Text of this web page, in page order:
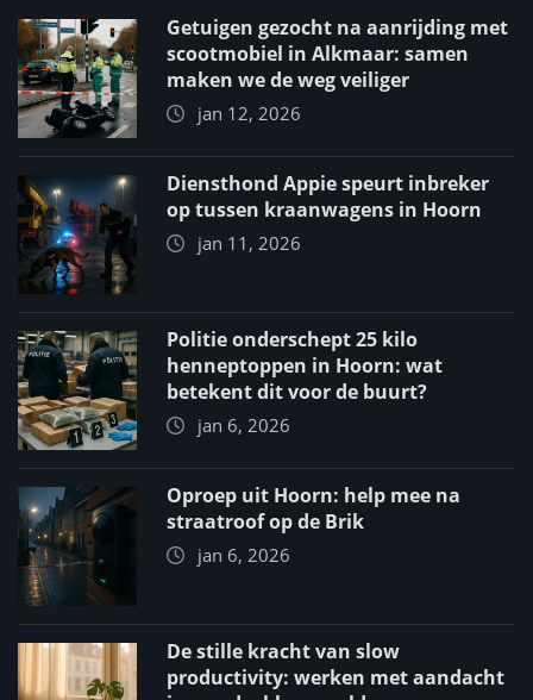
Getuigen gezocht na aanrijding met
scootmobiel in Alkmaar: samen
maken we de weg veiliger
jan 12, 2026
Diensthond Appie speurt inbreker
op tussen kraanwagens in Hoorn
jan 11, 2026
Politie onderschept 25 kilo
henneptoppen in Hoorn: wat
betekent dit voor de buurt?
jan 6, 2026
Oproep uit Hoorn: help mee na
straatroof op de Brik
jan 6, 2026
De stille kracht van slow
productivity: werken met aandacht